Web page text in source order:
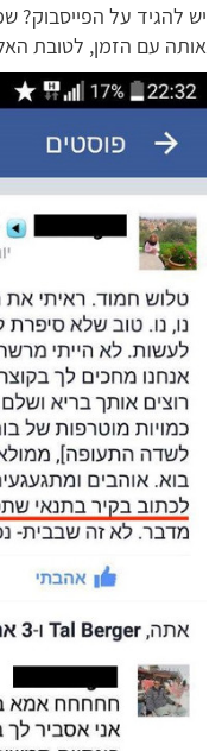
יש להגיד על הפייסבוק?
אותה עם הזמן, לטובת